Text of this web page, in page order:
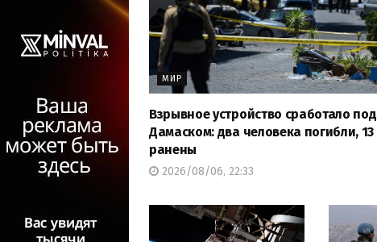
МИР
Взрывное устройство сработало под
Дамаском: два человека погибли, 13
ранены
2026/08/06, 22:33